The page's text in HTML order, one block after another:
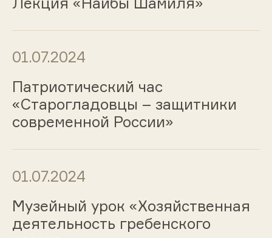
01.07.2024
Патриотический час
«Старогладовцы – защитники
современной России»
01.07.2024
Музейный урок «Хозяйственная
деятельность гребенского